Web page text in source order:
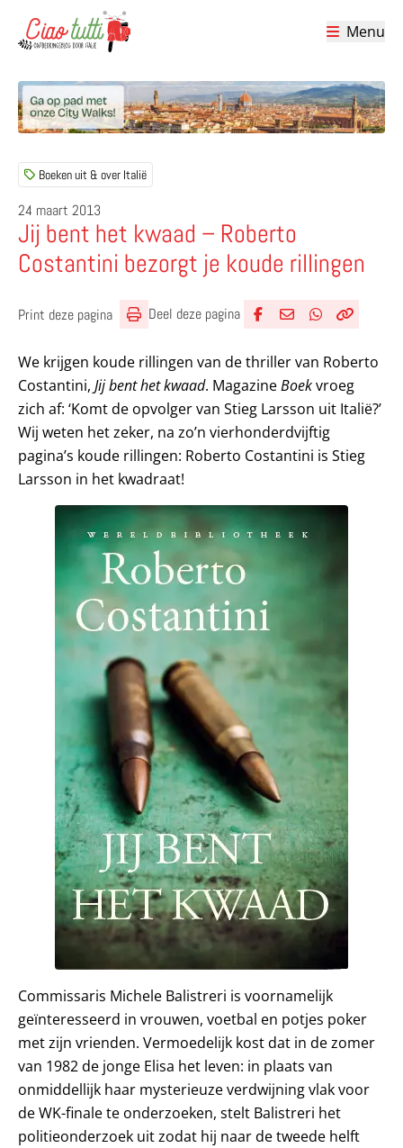
Menu
Boeken uit & over Italië
24 maart 2013
Jij bent het kwaad – Roberto
Costantini bezorgt je koude rillingen
Print deze pagina Deel deze pagina
We krijgen koude rillingen van de thriller van Roberto
Costantini, Jij bent het kwaad. MagazineBoekvroeg
zich af: ‘Komt de opvolger van Stieg Larsson uit Italië?’
Wij weten het zeker, na zo’n vierhonderdvijftig
pagina’s koude rillingen: Roberto Costantini is Stieg
Larsson in het kwadraat!
Commissaris Michele Balistreri is voornamelijk
geïnteresseerd in vrouwen, voetbal en potjes poker
met zijn vrienden. Vermoedelijk kost dat in de zomer
van 1982 de jonge Elisa het leven: in plaats van
onmiddellijk haar mysterieuze verdwijning vlak voor
de WK-finale te onderzoeken, stelt Balistreri het
politieonderzoek uit zodat hij naar de tweede helft